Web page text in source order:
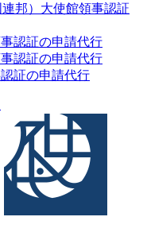
邦）大使館領事認証
認証の申請代行
認証の申請代行
証の申請代行